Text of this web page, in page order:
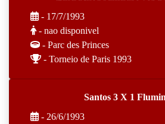
- 17/7/1993
- nao disponivel
- Parc des Princes
- Torneio de Paris 1993
Santos 3 X 1
- 26/6/1993